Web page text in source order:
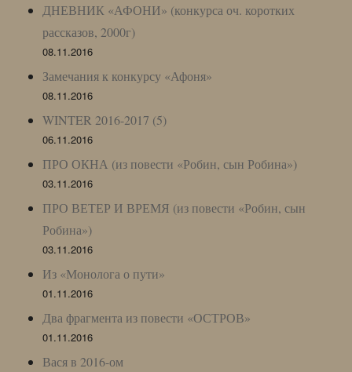
ДНЕВНИК «АФОНИ» (конкурса оч. коротких
рассказов, 2000г)
08.11.2016
Замечания к конкурсу «Афоня»
08.11.2016
WINTER 2016-2017 (5)
06.11.2016
ПРО ОКНА (из повести «Робин, сын Робина»)
03.11.2016
ПРО ВЕТЕР И ВРЕМЯ (из повести «Робин, сын
Робина»)
03.11.2016
Из «Монолога о пути»
01.11.2016
Два фрагмента из повести «ОСТРОВ»
01.11.2016
Вася в 2016-ом